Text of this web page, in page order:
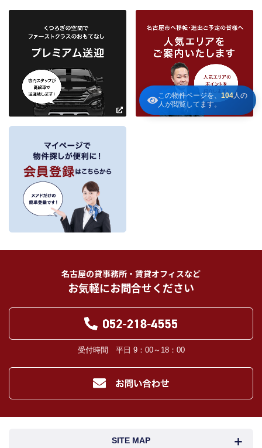
この物件ページを、 104人の
人が閲覧してます。
物件の申込者様・購入者様管理もしくは媒介の委託を受けた不動産の所有者そ
の他権利者様から受領した申込書、契約書等に記載された個人情報、その他適
正な手段で入手した個人情報を有しています。
お客様との契約の履行、賃貸取引にあっては契約管理、売買取引にあっては契
約後の管理・アフターサービス実施のため利用します。
当社は、当社の他の不動産物件におけるサービスの紹介並びにお客様にとって
有用と思われる当社提携先の商品・サービス等を紹介するためのダイレクトメ
ールの発送等のために、お宮様の個人情報のうち住所、氏名、電話番号、メー
ルアドレスの情報を利用させていただきます。このための利用は、お客様から
の申し出により取り止めます。
３．個人情報の第三者への提供
当社が保有する個人情報は、お客様との契約の履行、賃貸取引にあっては契約管
理、売買取引にあっては契約後の管理・アフターサービスの実施のため、業務の
内容に応じて、氏名、住所、電話番号、生年月日、不動産物件情報、成約情報
を、書面、郵便物、電話、インターネット、電子メール、広告媒体等で次の 1.～
11.記載の第三者に提供されます。なお、お客様からの申出がありましたら、提供
は停止いたします。
お客様から委託を受けた事項についての契約の相手方となる者、その見込者。
他の宅地建物取引業者。
取引業者に義務付けられます。）
登記に関する司法書士、土地家屋調査士。
対象不動産について管理の必要がある場合における管理業者。
当社の管理が生じる場合は、管理委託契約の重要事項説明書に定める業務委託
先及び管理費引き落としの際の振込先金融機関、管理組合役員。
入居者様が賃料を滞納した場合の滞納取立者。
当社のデータベース等に対する必要な安全管理措置を実施いたします。
当社が保有する個人データの扱いの全部又は一部について外部委託をするとき
市区町村 地図
から検索
フリーワード検索
名古屋の貸事務所・賃貸オフィスなど
お気軽にお問合せください
受付時間 平日 9：00～18：00
SITE MAP